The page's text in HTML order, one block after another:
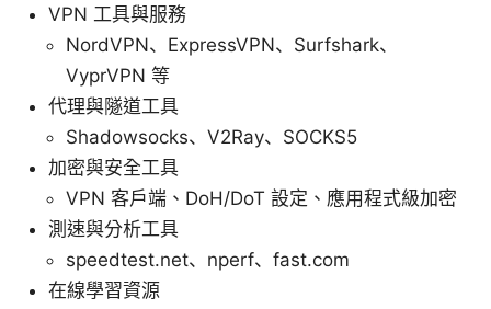
VPN 工具與服務
NordVPN、ExpressVPN、Surfshark、
VyprVPN 等
代理與隧道工具
Shadowsocks、V2Ray、SOCKS5
加密與安全工具
VPN 客戶端、DoH/DoT 設定、應用程式級加密
測速與分析工具
speedtest.net、nperf、fast.com
在線學習資源